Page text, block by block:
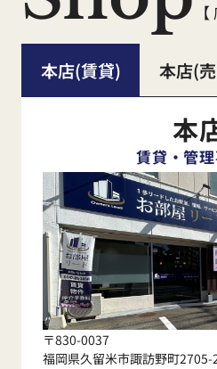
本店(賃貸) 本店(
本
賃貸・管
〒830-0037
福岡県久留米市諏訪野町2705-